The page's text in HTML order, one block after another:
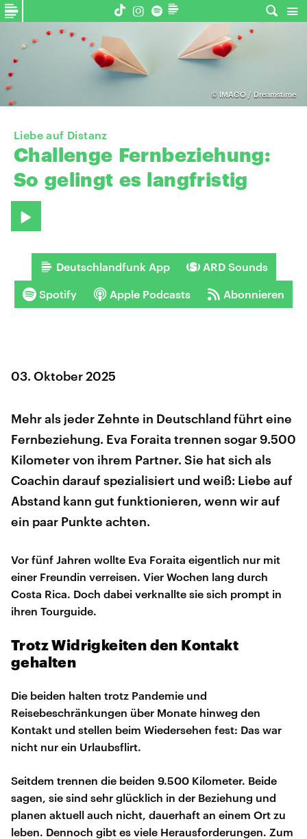
© IMAGO / Dreamstime
Liebe auf Distanz
Challenge Fernbeziehung:
So gelingt es langfristig
Deutschlandfunk App ARD Sounds
Spotify Apple Podcasts Abonnieren
03. Oktober 2025
Mehr als jeder Zehnte in Deutschland führt eine
Fernbeziehung. Eva Foraita trennen sogar 9.500
Kilometer von ihrem Partner. Sie hat sich als
Coachin darauf spezialisiert und weiß: Liebe auf
Abstand kann gut funktionieren, wenn wir auf
ein paar Punkte achten.
Vor fünf Jahren wollte Eva Foraita eigentlich nur mit
einer Freundin verreisen. Vier Wochen lang durch
Costa Rica. Doch dabei verknallte sie sich prompt in
ihren Tourguide.
Trotz Widrigkeiten den Kontakt
gehalten
Die beiden halten trotz Pandemie und
Reisebeschränkungen über Monate hinweg den
Kontakt und stellen beim Wiedersehen fest: Das war
nicht nur ein Urlaubsflirt.
Seitdem trennen die beiden 9.500 Kilometer. Beide
sagen, sie sind sehr glücklich in der Beziehung und
planen aktuell auch nicht, dauerhaft an einem Ort zu
leben. Dennoch gibt es viele Herausforderungen. Zum